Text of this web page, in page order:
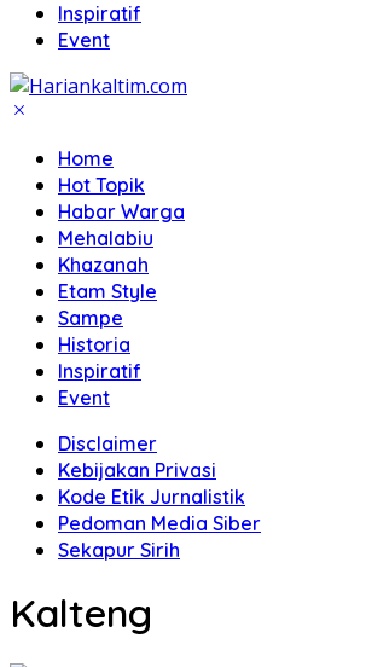
Inspiratif
Event
Home
Hot Topik
Habar Warga
Mehalabiu
Khazanah
Etam Style
Sampe
Historia
Inspiratif
Event
Disclaimer
Kebijakan Privasi
Kode Etik Jurnalistik
Pedoman Media Siber
Sekapur Sirih
Kalteng